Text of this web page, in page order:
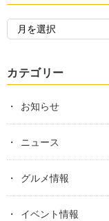
カテゴリー
お知らせ
ニュース
グルメ情報
イベント情報